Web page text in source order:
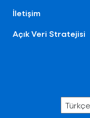
İletişim
Açık Veri Stratejisi